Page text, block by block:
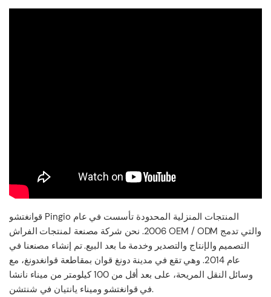
قوانغتشو Pingio المنتجات المنزلية المحدودة تأسست في عام
2006. نحن شركة مصنعة لمنتجات الفراش OEM / ODM والتي تدمج
التصميم والإنتاج والتصدير وخدمة ما بعد البيع. تم إنشاء مصنعنا في
عام 2014. وهي تقع في مدينة دونغ قوان بمقاطعة قوانغدونغ، مع
وسائل النقل المريحة، على بعد أقل من 100 كيلومتر من ميناء نانشا
في قوانغتشو وميناء يانتيان في شنتشن.